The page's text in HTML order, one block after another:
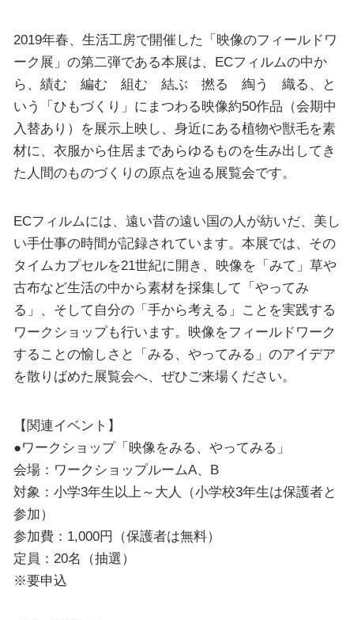
2019年春、生活工房で開催した「映像のフィールドワ
ーク展」の第二弾である本展は、ECフィルムの中か
ら、績む 編む 組む 結ぶ 撚る 綯う 織る、と
いう「ひもづくり」にまつわる映像約50作品（会期中
入替あり）を展示上映し、身近にある植物や獣毛を素
材に、衣服から住居まであらゆるものを生み出してき
た人間のものづくりの原点を辿る展覧会です。
ECフィルムには、遠い昔の遠い国の人が紡いだ、美し
い手仕事の時間が記録されています。本展では、その
タイムカプセルを21世紀に開き、映像を「みて」草や
古布など生活の中から素材を採集して「やってみ
る」、そして自分の「手から考える」ことを実践する
ワークショップも行います。映像をフィールドワーク
することの愉しさと「みる、やってみる」のアイデア
を散りばめた展覧会へ、ぜひご来場ください。
【関連イベント】
●ワークショップ「映像をみる、やってみる」
会場：ワークショップルームA、B
対象：小学3年生以上～大人（小学校3年生は保護者と
参加）
参加費：1,000円（保護者は無料）
定員：20名（抽選）
※要申込